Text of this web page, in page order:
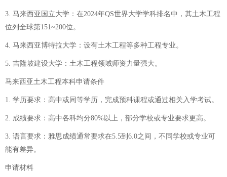
3. 马来西亚国立大学：在2024年QS世界大学学科排名中，其土木工程
位列全球第151~200位。
4. 马来西亚博特拉大学：设有土木工程等多种工程专业。
5. 吉隆坡建设大学：土木工程领域师资力量强大。
马来西亚土木工程本科申请条件
1. 学历要求：高中或同等学历，完成预科课程或通过相关入学考试。
2. 成绩要求：高中各科均分80%以上，部分学校或专业要求更高。
3. 语言要求：雅思成绩通常要求在5.5到6.0之间，不同学校或专业可
能有差异。
申请材料